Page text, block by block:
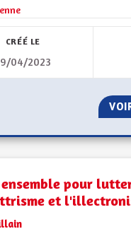
CRÉÉ LE
04/2023
pour
et